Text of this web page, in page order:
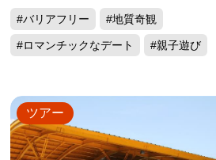
#バリアフリー #地質奇観
#ロマンチックなデート #親子遊び
ツアー